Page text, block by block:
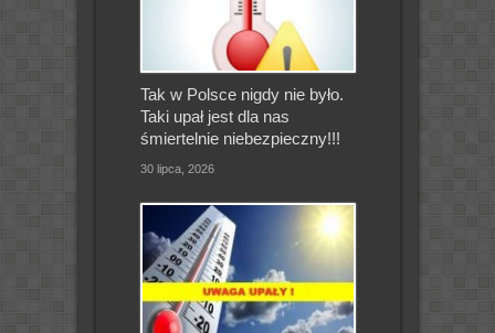
Tak w Polsce nigdy nie było.
Taki upał jest dla nas
śmiertelnie niebezpieczny!!!
30 lipca, 2026